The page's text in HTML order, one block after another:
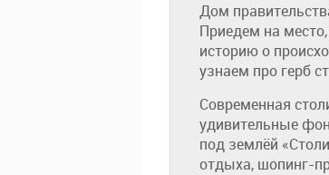
Дом
Приедем на
историю о
узнаем про герб
Современная
удивительные
под землёй
отдыха, шопинг-